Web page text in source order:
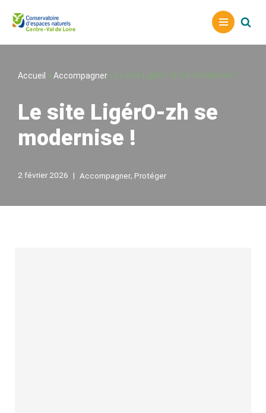
l
n
Accueil » Accompagner » Le site LigérO-zh se modernise !
Le site LigérO-zh se
modernise !
2 février 2026 Accompagner, Protéger